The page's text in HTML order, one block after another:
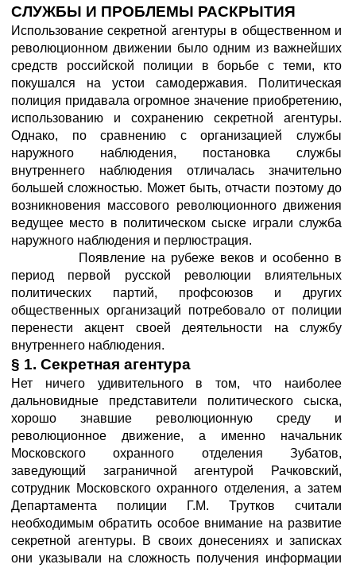
СЛУЖБЫ И ПРОБЛЕМЫ РАСКРЫТИЯ
Использование секретной агентуры в общественном и
революционном движении было одним из важнейших
средств российской полиции в борьбе с теми, кто
покушался на устои самодержавия. Политическая
полиция придавала огромное значение приобретению,
использованию и сохранению секретной агентуры.
Однако, по сравнению с организацией службы
наружного наблюдения, постановка службы
внутреннего наблюдения отличалась значительно
большей сложностью. Может быть, отчасти поэтому до
возникновения массового революционного движения
ведущее место в политическом сыске играли служба
наружного наблюдения и перлюстрация.
Появление на рубеже веков и особенно в
период первой русской революции влиятельных
политических партий, профсоюзов и других
общественных организаций потребовало от полиции
перенести акцент своей деятельности на службу
внутреннего наблюдения.
§ 1. Секретная агентура
Нет ничего удивительного в том, что наиболее
дальновидные представители политического сыска,
хорошо знавшие революционную среду и
революционное движение, а именно начальник
Московского охранного отделения Зубатов,
заведующий заграничной агентурой Рачковский,
сотрудник Московского охранного отделения, а затем
Департамента полиции Г.М. Трутков считали
необходимым обратить особое внимание на развитие
секретной агентуры. В своих донесениях и записках
они указывали на сложность получения информации